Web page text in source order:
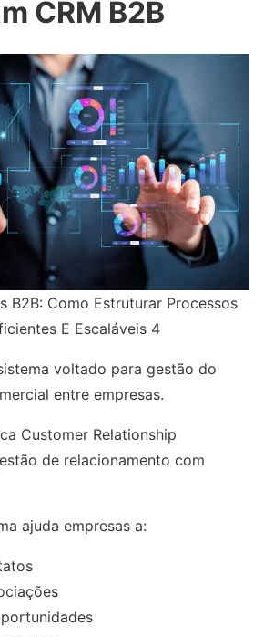
CRM B2B
B2B: Como Estruturar Processos
E Escaláveis 4
voltado para gestão do
entre empresas.
Customer Relationship
de relacionamento com
ajuda empresas a: